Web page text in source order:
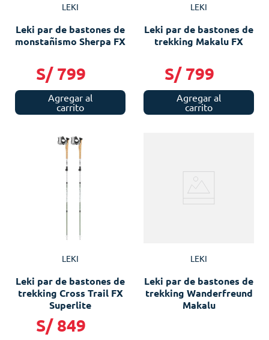
LEKI
Leki par de bastones de
monstañismo Sherpa FX
S/ 799
Agregar al
carrito
LEKI
Leki par de bastones de
trekking Makalu FX
S/ 799
Agregar al
carrito
LEKI
Leki par de bastones de
trekking Cross Trail FX
Superlite
S/ 849
LEKI
Leki par de bastones de
trekking Wanderfreund
Makalu